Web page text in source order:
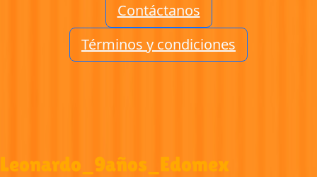
Contáctanos
Términos y condiciones
Leonardo_9años_Edomex